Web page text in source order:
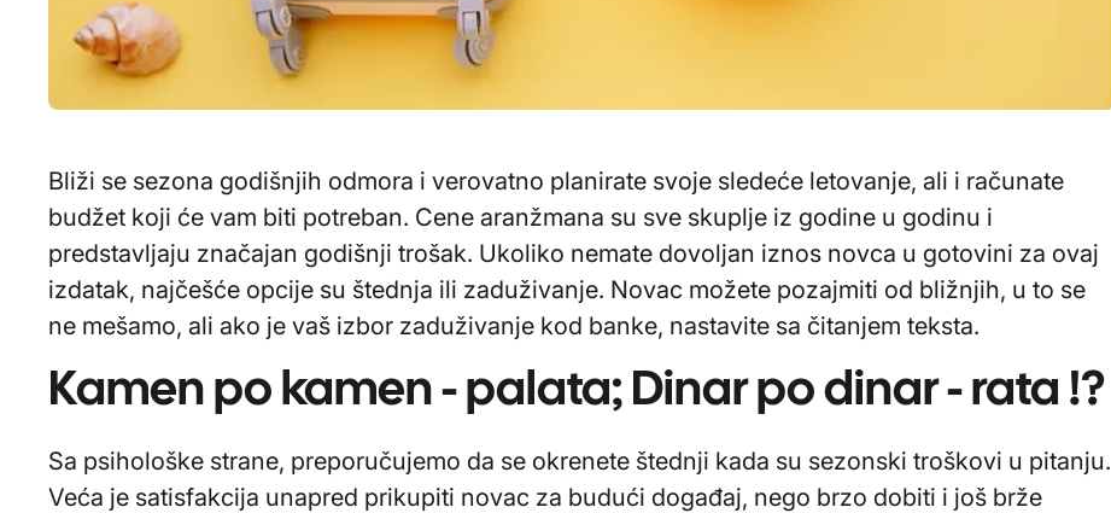
Bliži se sezona godišnjih odmora i verovatno planirate svoje sledeće letovanje, ali i računate
budžet koji će vam biti potreban. Cene aranžmana su sve skuplje iz godine u godinu i
predstavljaju značajan godišnji trošak. Ukoliko nemate dovoljan iznos novca u gotovini za ovaj
izdatak, najčešće opcije su štednja ili zaduživanje. Novac možete pozajmiti od bližnjih, u to se
ne mešamo, ali ako je vaš izbor zaduživanje kod banke, nastavite sa čitanjem teksta.
Kamen po kamen - palata; Dinar po dinar - rata !?
Sa psihološke strane, preporučujemo da se okrenete štednji kada su sezonski troškovi u pitanju.
Veća je satisfakcija unapred prikupiti novac za budući događaj, nego brzo dobiti i još brže